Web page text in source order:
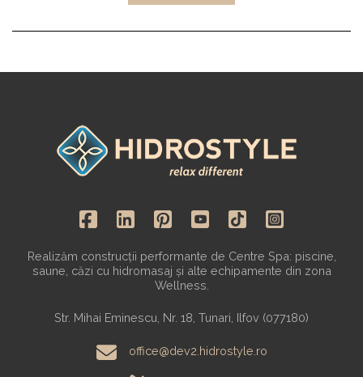
Realizăm construcții performante de Centre Spa: piscine,
saune, căzi cu hidromasaj și alte echipamente din zona
Wellness.
Str. Mihai Eminescu, Nr. 18, Tunari, Ilfov (077180)
office@dev2.hidrostyle.ro